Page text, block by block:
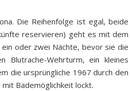
Die Reihenfolge ist egal, beide
reservieren) geht es mit dem
oder zwei Nächte, bevor sie die
Blutrache-Wehrturm, ein kleines
die ursprüngliche 1967 durch den
Bademöglichkeit lockt.